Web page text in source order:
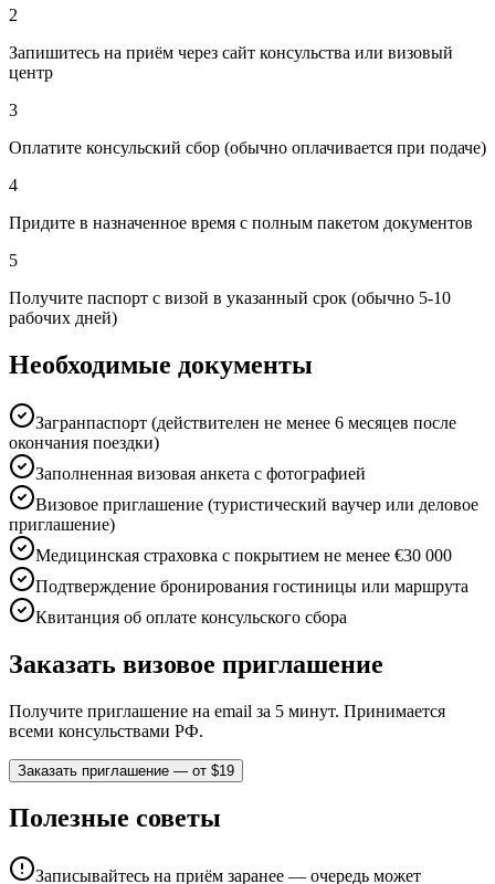
2
Запишитесь на приём через сайт консульства или визовый
центр
3
Оплатите консульский сбор (обычно оплачивается при подаче)
4
Придите в назначенное время с полным пакетом документов
5
Получите паспорт с визой в указанный срок (обычно 5-10
рабочих дней)
Необходимые документы
Загранпаспорт (действителен не менее 6 месяцев после
окончания поездки)
Заполненная визовая анкета с фотографией
Визовое приглашение (туристический ваучер или деловое
приглашение)
Медицинская страховка с покрытием не менее €30 000
Подтверждение бронирования гостиницы или маршрута
Квитанция об оплате консульского сбора
Заказать визовое приглашение
Получите приглашение на email за 5 минут. Принимается
всеми консульствами РФ.
Заказать приглашение — от $19
Полезные советы
Записывайтесь на приём заранее — очередь может